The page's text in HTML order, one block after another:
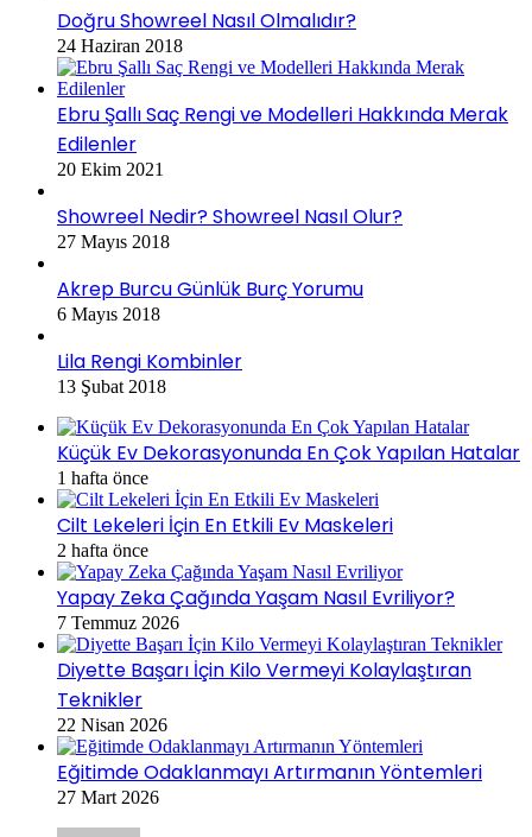
Doğru Showreel Nasıl Olmalıdır?
24 Haziran 2018
Ebru Şallı Saç Rengi ve Modelleri Hakkında Merak
Edilenler
20 Ekim 2021
Showreel Nedir? Showreel Nasıl Olur?
27 Mayıs 2018
Akrep Burcu Günlük Burç Yorumu
6 Mayıs 2018
Lila Rengi Kombinler
13 Şubat 2018
Küçük Ev Dekorasyonunda En Çok Yapılan Hatalar
1 hafta önce
Cilt Lekeleri İçin En Etkili Ev Maskeleri
2 hafta önce
Yapay Zeka Çağında Yaşam Nasıl Evriliyor?
7 Temmuz 2026
Diyette Başarı İçin Kilo Vermeyi Kolaylaştıran
Teknikler
22 Nisan 2026
Eğitimde Odaklanmayı Artırmanın Yöntemleri
27 Mart 2026